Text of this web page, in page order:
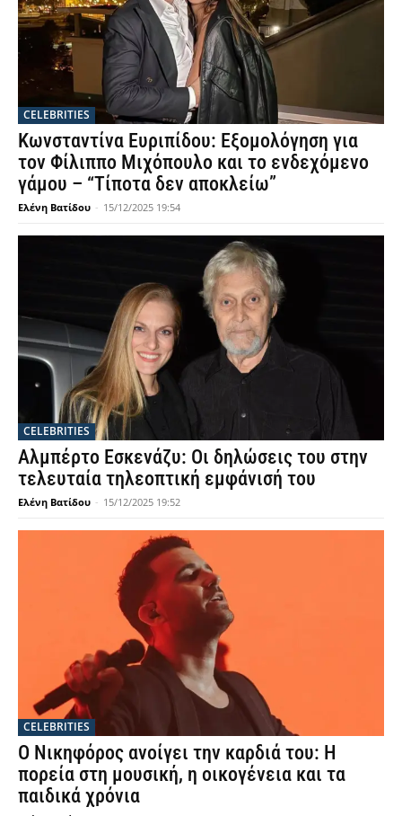
CELEBRITIES
Κωνσταντίνα Ευριπίδου: Εξομολόγηση για
τον Φίλιππο Μιχόπουλο και το ενδεχόμενο
γάμου – “Τίποτα δεν αποκλείω”
Ελένη Βατίδου - 15/12/2025 19:54
CELEBRITIES
Αλμπέρτο Εσκενάζυ: Οι δηλώσεις του στην
τελευταία τηλεοπτική εμφάνισή του
Ελένη Βατίδου - 15/12/2025 19:52
CELEBRITIES
Ο Νικηφόρος ανοίγει την καρδιά του: Η
πορεία στη μουσική, η οικογένεια και τα
παιδικά χρόνια